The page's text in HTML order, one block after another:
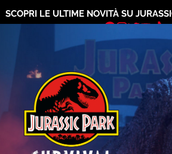
SCOPRI LE ULTIME NOVITÀ SU